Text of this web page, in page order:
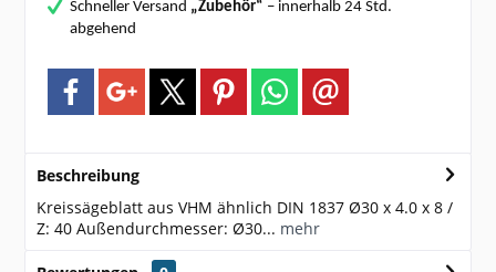
Schneller Versand „Zubehör“ – innerhalb 24 Std.
abgehend
Beschreibung
Kreissägeblatt aus VHM ähnlich DIN 1837 Ø30 x 4.0 x 8 /
Z: 40 Außendurchmesser: Ø30... mehr